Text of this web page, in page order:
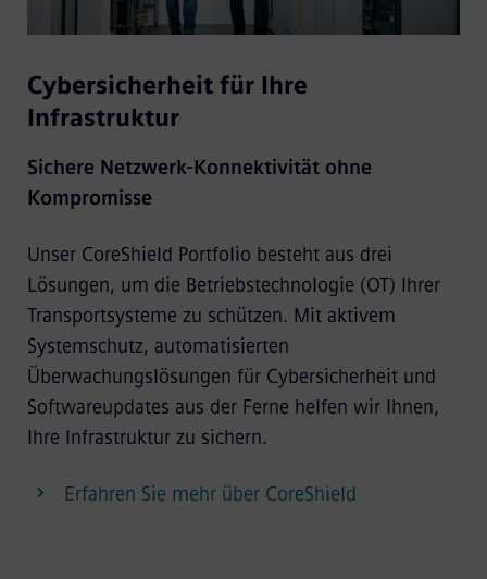
Cybersicherheit für Ihre
Infrastruktur
Sichere Netzwerk-Konnektivität ohne
Kompromisse
Unser CoreShield Portfolio besteht aus drei
Lösungen, um die Betriebstechnologie (OT) Ihrer
Transportsysteme zu schützen. Mit aktivem
Systemschutz, automatisierten
Überwachungslösungen für Cybersicherheit und
Softwareupdates aus der Ferne helfen wir Ihnen,
Ihre Infrastruktur zu sichern.
Erfahren Sie mehr über CoreShield